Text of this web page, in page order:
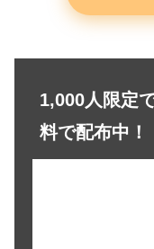
1,000人限定
料で配布中！